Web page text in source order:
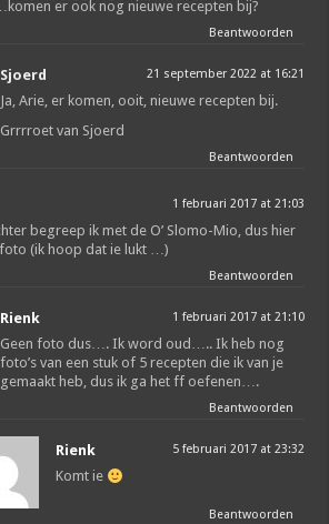
er ook nog nieuwe recepten bij?
Beantwoorden
Sjoerd 21 september 2022 at 16:21
Ja, Arie, er komen, ooit, nieuwe recepten bij.
Grrrroet van Sjoerd
Beantwoorden
1 februari 2017 at 21:03
begreep ik met de O’ Slomo-Mio, dus hier
(ik hoop dat ie lukt …)
Beantwoorden
Rienk 1 februari 2017 at 21:10
Geen foto dus…. Ik word oud….. Ik heb nog
foto’s van een stuk of 5 recepten die ik van je
gemaakt heb, dus ik ga het ff oefenen….
Beantwoorden
Rienk 5 februari 2017 at 23:32
Komt ie
Beantwoorden